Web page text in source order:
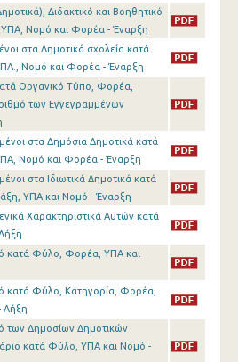
Διδακτικό και Βοηθητικό
Νομό και Φορέα - Έναρξη
στα Δημοτικά σχολεία κατά
Νομό και Φορέα - Έναρξη
Οργανικό Τύπο, Φορέα,
των Εγγεγραμμένων
στα Δημόσια Δημοτικά κατά
Νομό και Φορέα - Έναρξη
στα Ιδιωτικά Δημοτικά κατά
ΥΠΑ και Νομό - Έναρξη
Χαρακτηριστικά Αυτών κατά
κατά Φύλο, Φορέα, ΥΠΑ και
κατά Φύλο, Κατηγορία, Φορέα,
Λήξη
των Δημοσίων Δημοτικών
κατά Φύλο, ΥΠΑ και Νομό -